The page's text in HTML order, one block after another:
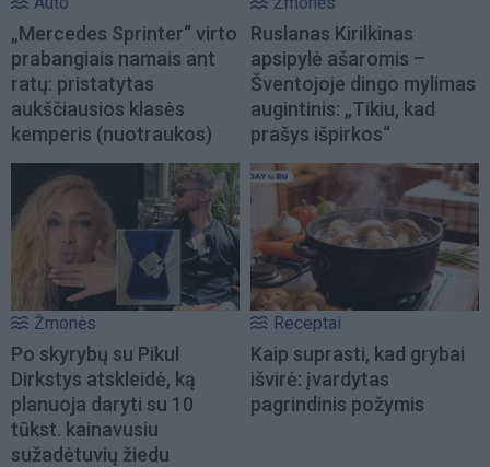
„Mercedes Sprinter“ virto
prabangiais namais ant
ratų: pristatytas
aukščiausios klasės
kemperis (nuotraukos)
Ruslanas Kirilkinas
apsipylė ašaromis –
Šventojoje dingo mylimas
augintinis: „Tikiu, kad
prašys išpirkos“
Žmonės
Po skyrybų su Pikul
Dirkstys atskleidė, ką
planuoja daryti su 10
tūkst. kainavusiu
sužadėtuvių žiedu
Receptai
Kaip suprasti, kad grybai
išvirė: įvardytas
pagrindinis požymis